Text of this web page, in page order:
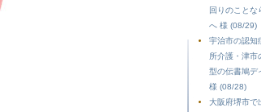
回りのことな
へ 様 (08/29)
宇治市の認知
所介護・津市
型の伝書鳩デ
様 (08/28)
大阪府堺市で